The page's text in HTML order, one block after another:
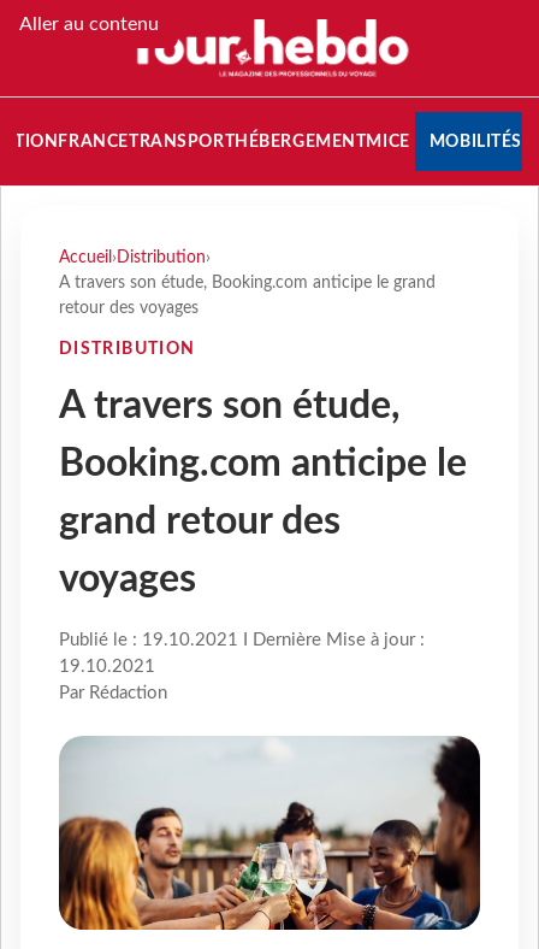
Aller au contenu
FRANCETRANSPORT HÉBERGEMENTMICE MOBILITÉS
Accueil › Distribution›
A travers son étude, Booking.com anticipe le grand
retour des voyages
DISTRIBUTION
A travers son étude,
Booking.com anticipe le
grand retour des
voyages
Publié le : 19.10.2021 I Dernière Mise à jour :
19.10.2021
Par Rédaction